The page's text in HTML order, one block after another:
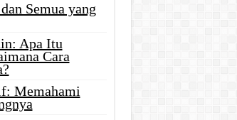
Semua yang
Apa Itu
Cara
Memahami